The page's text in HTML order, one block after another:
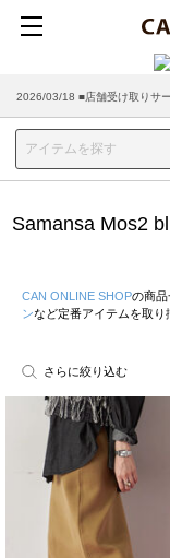
2026/03/18 ■店舗受け取りサ
Samansa Mos2
CAN ONLINE SHOPの商品
ンなど定番アイテムを取り
さらに絞り込む